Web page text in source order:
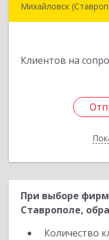
Михайловск
Клиентов на
При выборе
Ставрополе,
Количество